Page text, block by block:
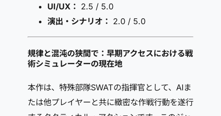
UI/UX： 2.5 / 5.0
演出・シナリオ： 2.0 / 5.0
規律と混沌の狭間で：早期アクセスにおける戦
術シミュレーターの現在地
本作は、特殊部隊SWATの指揮官として、AIま
たは他プレイヤーと共に緻密な作戦行動を遂行